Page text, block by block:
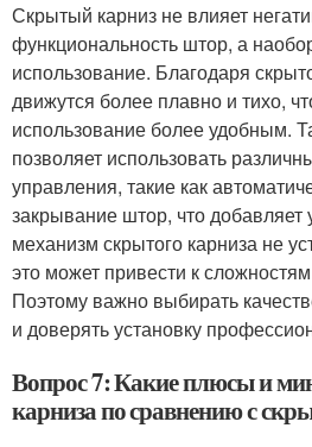
Скрытый карниз не влияет
функциональность штор, а
использование. Благодаря
движутся более плавно и тихо,
использование более удобным.
позволяет использовать
управления, такие как
закрывание штор, что добавляет
механизм скрытого карниза не
это может привести к
Поэтому важно выбирать
и доверять установку
Вопрос 7: Какие плюсы и
карниза по сравнению с